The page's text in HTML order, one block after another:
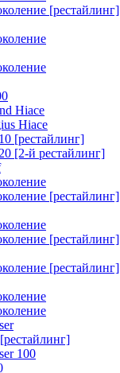
[рестайлинг]
Hiace
Hiace
[рестайлинг]
[2-й рестайлинг]
[рестайлинг]
[рестайлинг]
[рестайлинг]
100